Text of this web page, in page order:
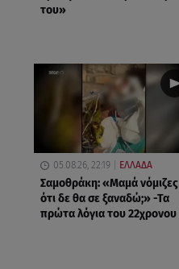
του»
05.08.26, 22:19 ΕΛΛΑΔΑ
Σαμοθράκη: «Μαμά νόμιζες
ότι δε θα σε ξαναδώ;» -Τα
πρώτα λόγια του 22χρονου